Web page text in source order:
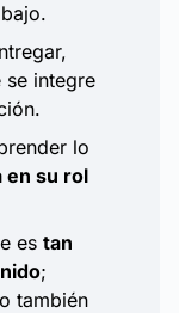
se integre
lo
en su rol
es tan
;
también